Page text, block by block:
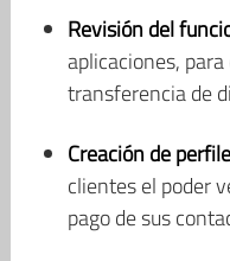
Revisión del
aplicaciones,
transferencia de
Creación de
clientes el poder
pago de sus